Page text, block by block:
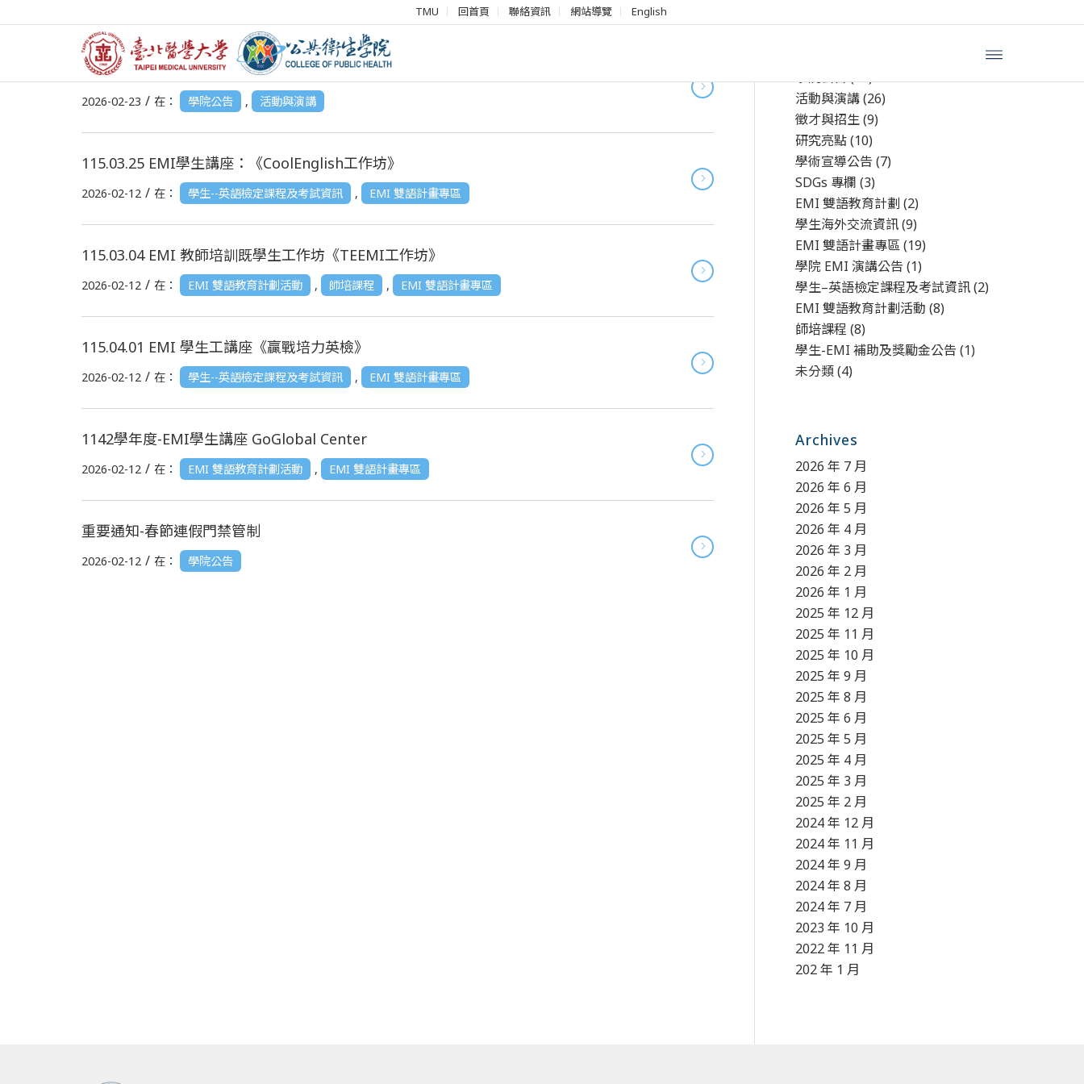
TMU 回首頁 聯絡資訊 網站導覽 English
【演講公告：March. 2026】「公共衛生與人工智能論壇」
2026-02-23 / 在： 學院公告 , 活動與演講
115.03.25 EMI學生講座：《CoolEnglish工作坊》
2026-02-12 / 在： 學生--英語檢定課程及考試資訊 , EMI 雙語計畫專區
115.03.04 EMI 教師培訓既學生工作坊《TEEMI工作坊》
2026-02-12 / 在： EMI 雙語教育計劃活動 , 師培課程 , EMI 雙語計畫專區
115.04.01 EMI 學生工講座《贏戰培力英檢》
2026-02-12 / 在： 學生--英語檢定課程及考試資訊 , EMI 雙語計畫專區
1142學年度-EMI學生講座 GoGlobal Center
2026-02-12 / 在： EMI 雙語教育計劃活動 , EMI 雙語計畫專區
重要通知-春節連假門禁管制
2026-02-12 / 在： 學院公告
學院公告(44)
活動與演講(26)
徵才與招生(9)
研究亮點(10)
學術宣導公告 (7)
SDGs 專欄 (3)
EMI 雙語教育計劃 (2)
學生海外交流資訊(9)
EMI 雙語計畫專區(19)
學院 EMI 演講公告 (1)
學生–英語檢定課程及考試資訊(2)
EMI 雙語教育計劃活動 (8)
師培課程 (8)
學生-EMI 補助及獎勵金公告 (1)
未分類(4)
Archives
2026 年 7 月
2026 年 6 月
2026 年 5 月
2026 年 4 月
2026 年 3 月
2026 年 2 月
2026 年 1 月
2025 年 12 月
2025 年 11 月
2025 年 10 月
2025 年 9 月
2025 年 8 月
2025 年 6 月
2025 年 5 月
2025 年 4 月
2025 年 3 月
2025 年 2 月
2024 年 12 月
2024 年 11 月
2024 年 9 月
2024 年 8 月
2024 年 7 月
2023 年 10 月
2022 年 11 月
202 年 1 月